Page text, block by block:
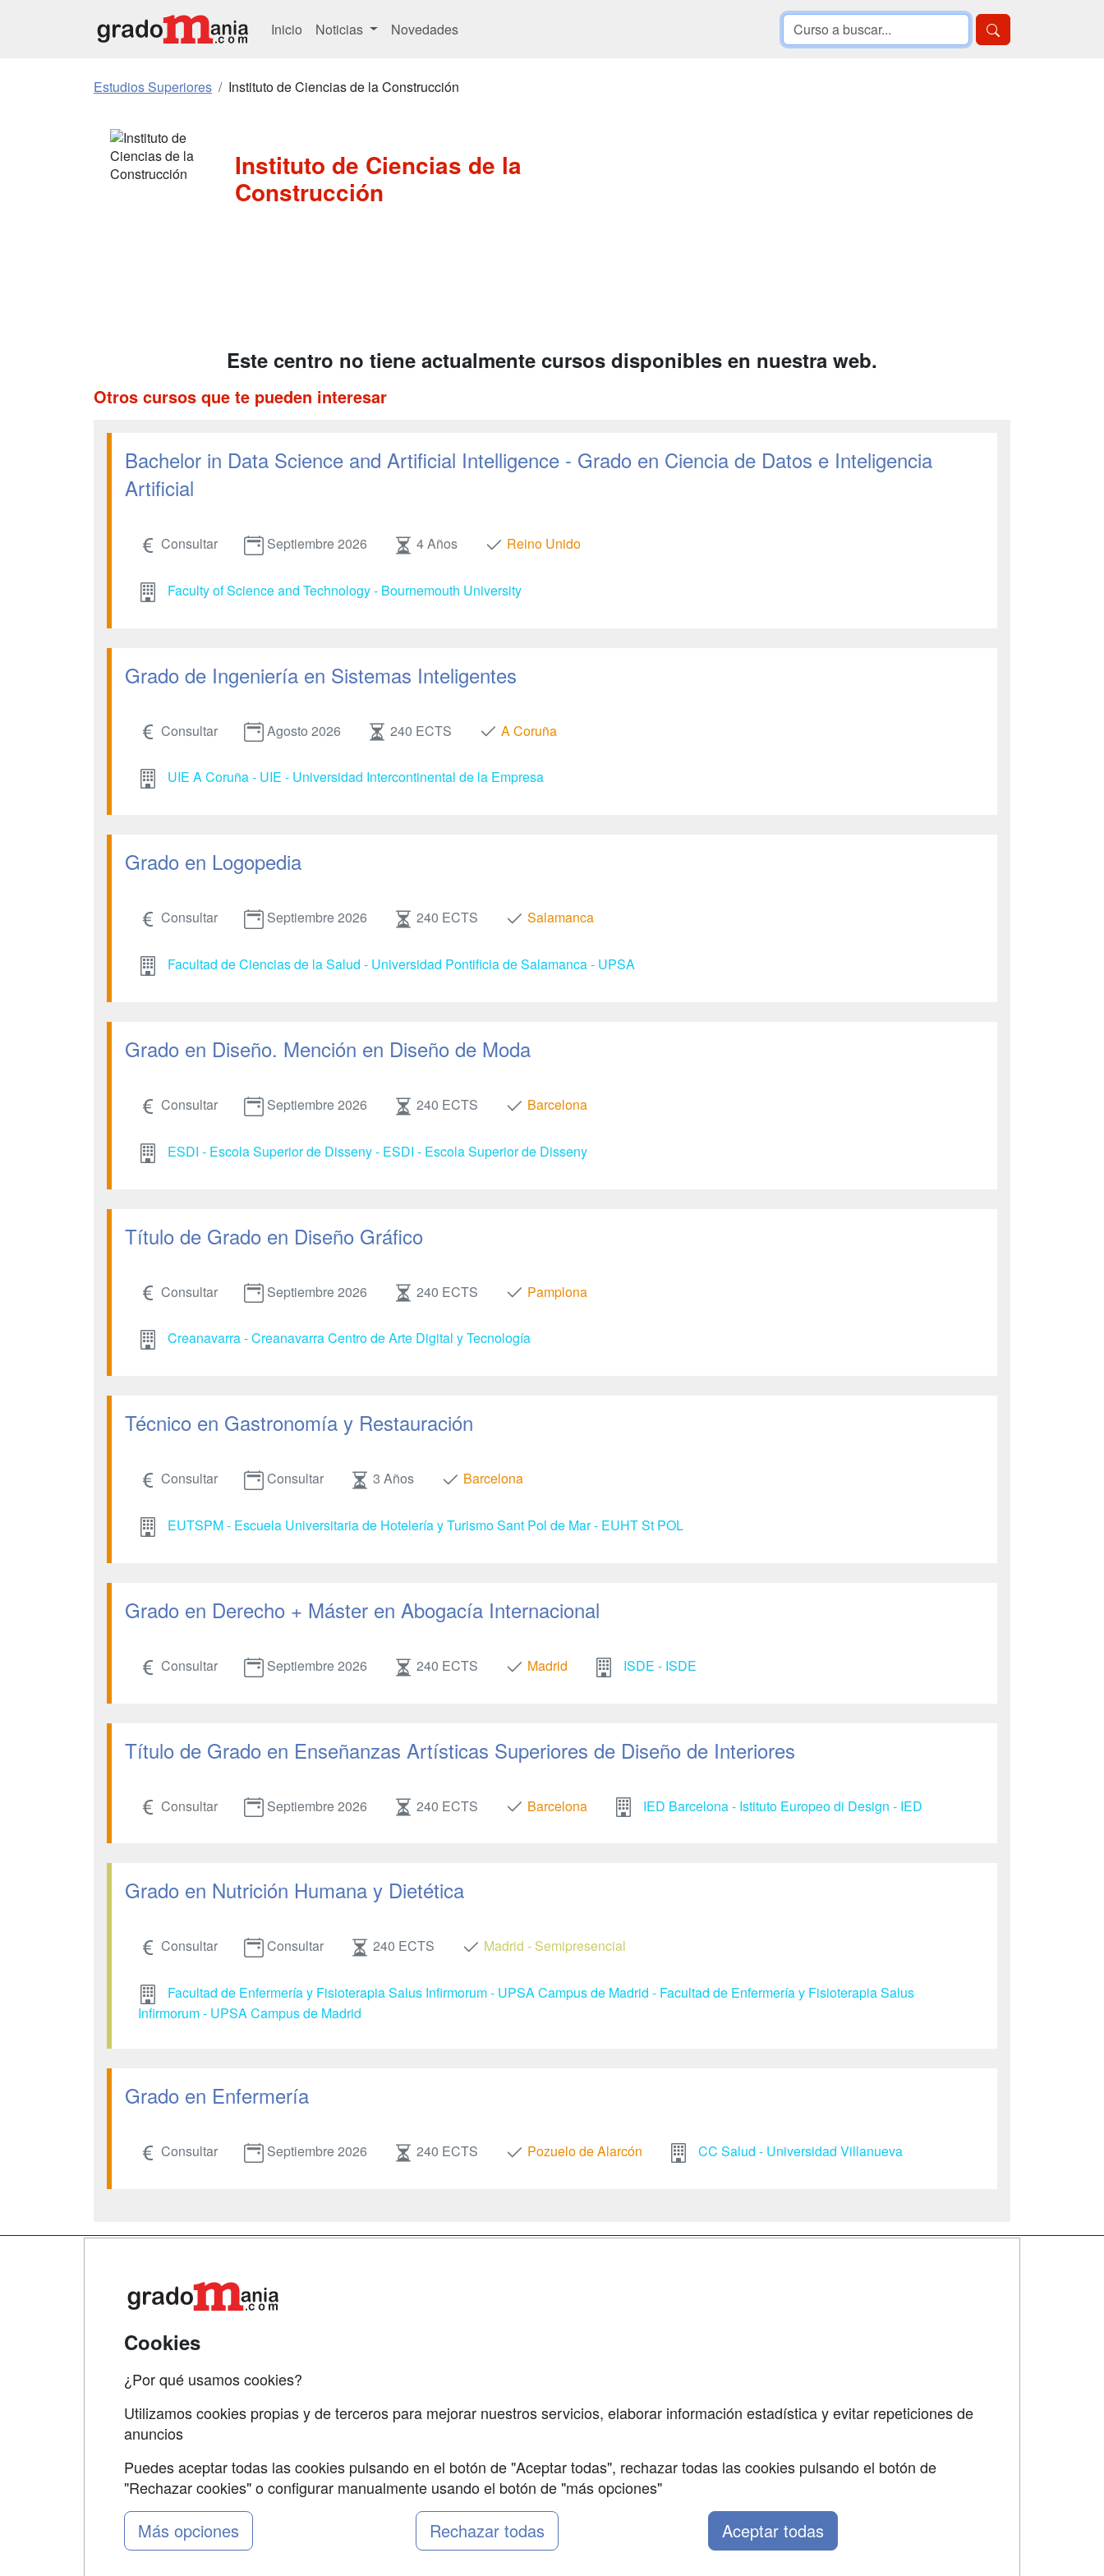
Inicio Noticias Novedades
Estudios Superiores Instituto de Ciencias de la Construcción
Instituto de Ciencias de la
Construcción
Este centro no tiene actualmente cursos disponibles en nuestra web.
Otros cursos que te pueden interesar
Bachelor in Data Science and Artificial Intelligence - Grado en Ciencia de Datos e Inteligencia
Artificial
Consultar Septiembre 2026 4 Años Reino Unido
Faculty of Science and Technology - Bournemouth University
Grado de Ingeniería en Sistemas Inteligentes
Consultar Agosto 2026 240 ECTS A Coruña
UIE A Coruña - UIE - Universidad Intercontinental de la Empresa
Grado en Logopedia
Consultar Septiembre 2026 240 ECTS Salamanca
Facultad de Ciencias de la Salud - Universidad Pontificia de Salamanca - UPSA
Grado en Diseño. Mención en Diseño de Moda
Consultar Septiembre 2026 240 ECTS Barcelona
ESDI - Escola Superior de Disseny - ESDI - Escola Superior de Disseny
Título de Grado en Diseño Gráfico
Consultar Septiembre 2026 240 ECTS Pamplona
Creanavarra - Creanavarra Centro de Arte Digital y Tecnología
Técnico en Gastronomía y Restauración
Consultar Consultar 3 Años Barcelona
EUTSPM - Escuela Universitaria de Hotelería y Turismo Sant Pol de Mar - EUHT St POL
Grado en Derecho + Máster en Abogacía Internacional
Consultar Septiembre 2026 240 ECTS Madrid ISDE - ISDE
Título de Grado en Enseñanzas Artísticas Superiores de Diseño de Interiores
Consultar Septiembre 2026 240 ECTS Barcelona IED Barcelona - Istituto Europeo di Design - IED
Grado en Nutrición Humana y Dietética
Consultar Consultar 240 ECTS Madrid - Semipresencial
Facultad de Enfermería y Fisioterapia Salus Infirmorum - UPSA Campus de Madrid - Facultad de Enfermería y Fisioterapia Salus
Infirmorum - UPSA Campus de Madrid
Grado en Enfermería
Consultar Septiembre 2026 240 ECTS Pozuelo de Alarcón CC Salud - Universidad Villanueva
Grupo formazion:
Cookies
¿Por qué usamos cookies?
Utilizamos cookies propias y de terceros para mejorar nuestros servicios, elaborar información estadística y evitar repeticiones de
anuncios
Puedes aceptar todas las cookies pulsando en el botón de "Aceptar todas", rechazar todas las cookies pulsando el botón de
"Rechazar cookies" o configurar manualmente usando el botón de "más opciones"
Más opciones Rechazar todas Aceptar todas